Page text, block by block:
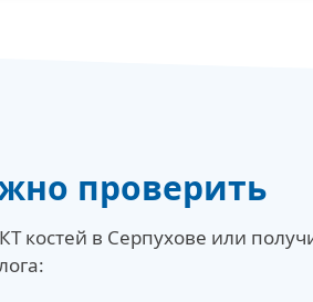
проверить
костей в Серпухове или